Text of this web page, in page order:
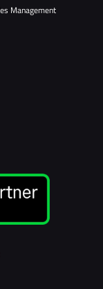
Management